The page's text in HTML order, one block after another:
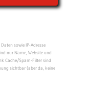
sowie IP-Adresse
nur Name, Website und
Cache/Spam-Filter sind
sichtbar (aber da, keine